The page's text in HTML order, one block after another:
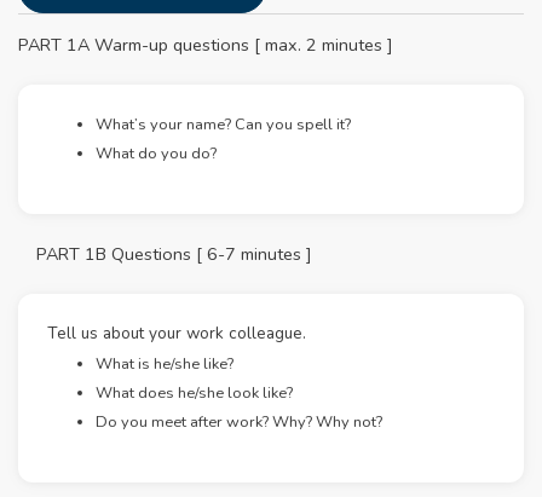
PART 1A Warm-up questions [ max. 2 minutes ]
What’s your name? Can you spell it?
What do you do?
PART 1B Questions [ 6-7 minutes ]
Tell us about your work colleague.
What is he/she like?
What does he/she look like?
Do you meet after work? Why? Why not?